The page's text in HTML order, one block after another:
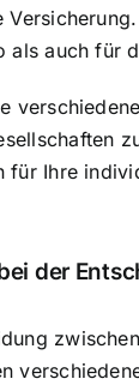
als auch für
für Ihre
der